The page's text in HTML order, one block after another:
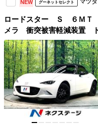
NEW グーネットセレクト マツダ
ロードスター Ｓ ６ＭＴ
メラ 衝突被害軽減装置
ートマチックハイビーム
車線逸脱警報 オートライ